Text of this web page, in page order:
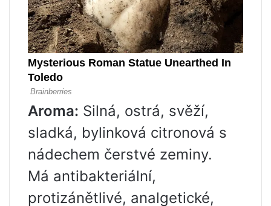
Aroma: Silná, ostrá, svěží,
sladká, bylinková citronová s
nádechem čerstvé zeminy.
Má antibakteriální,
protizánětlivé, analgetické,